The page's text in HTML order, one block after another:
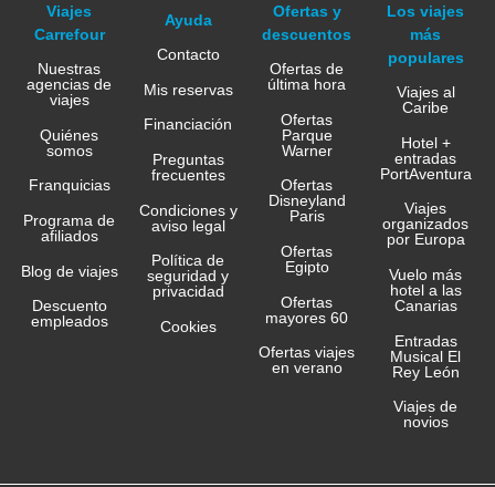
Viajes
Carrefour
Nuestras
agencias de
viajes
Quiénes
somos
Franquicias
Programa de
afiliados
Blog de viajes
Descuento
empleados
Ayuda
Contacto
Mis reservas
Financiación
Preguntas
frecuentes
Condiciones y
aviso legal
Política de
seguridad y
privacidad
Cookies
Ofertas y
descuentos
Ofertas de
última hora
Ofertas
Parque
Warner
Ofertas
Disneyland
Paris
Ofertas
Egipto
Ofertas
mayores 60
Ofertas viajes
en verano
Los viajes
más
populares
Viajes al
Caribe
Hotel +
entradas
PortAventura
Viajes
organizados
por Europa
Vuelo más
hotel a las
Canarias
Entradas
Musical El
Rey León
Viajes de
novios